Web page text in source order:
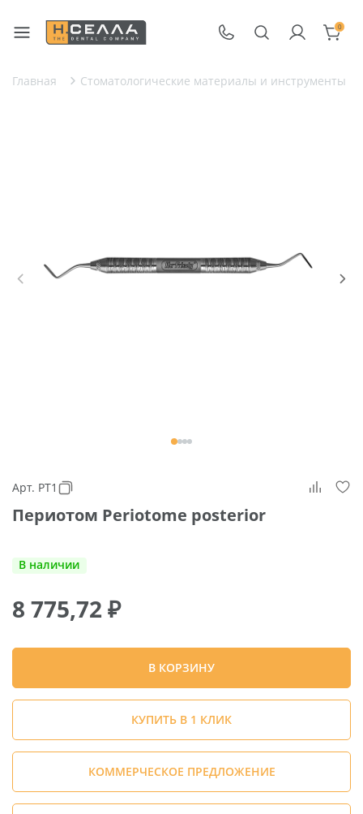
0
Главная Стоматологические материалы и инструменты
Арт. PT1
Периотом Periotome posterior
В наличии
8 775,72 ₽
В КОРЗИНУ
КУПИТЬ В 1 КЛИК
КОММЕРЧЕСКОЕ ПРЕДЛОЖЕНИЕ